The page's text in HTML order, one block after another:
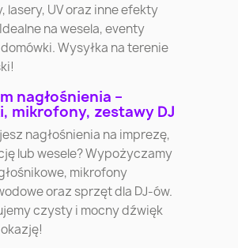
lasery, UV oraz inne efekty
na wesela, eventy
Wysyłka na terenie
nagłośnienia –
mikrofony, zestawy DJ
nagłośnienia na imprezę,
lub wesele? Wypożyczamy
mikrofony
oraz sprzęt dla DJ-ów.
czysty i mocny dźwięk